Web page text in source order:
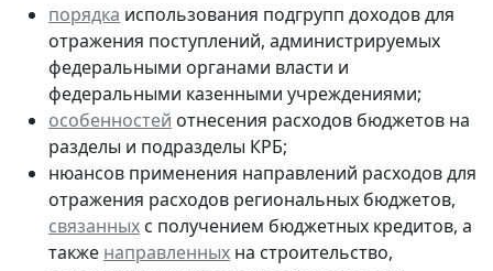
порядка использования подгрупп доходов для
отражения поступлений, администрируемых
федеральными органами власти и
федеральными казенными учреждениями;
особенностей отнесения расходов бюджетов на
разделы и подразделы КРБ;
нюансов применения направлений расходов для
отражения расходов региональных бюджетов,
связанных с получением бюджетных кредитов, а
также направленных на строительство,